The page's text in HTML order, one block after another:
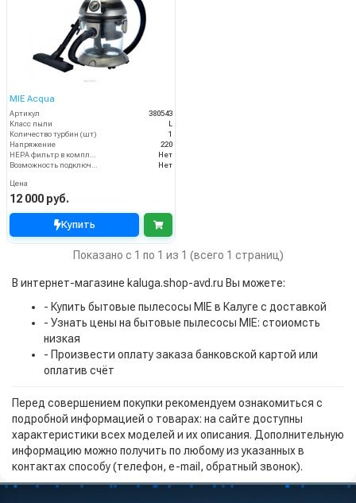
MIE Acqua
Артикул
380543
Класс пыли
Количество турбин (шт)
1
Напряжение
220
Нет
Нет
Цена
12 000 руб.
Купить
Показано с 1 по 1 из 1 (всего 1 страниц)
В интернет-магазине kaluga.shop-avd.ru Вы можете:
- Купить бытовые пылесосы MIE в Калуге с доставкой
- Узнать цены на бытовые пылесосы MIE: стоиомсть
низкая
- Произвести оплату заказа банковской картой или
оплатив счёт
Перед совершением покупки рекомендуем ознакомиться с
подробной информацией о товарах: на сайте доступны
характеристики всех моделей и их описания. Дополнительную
информацию можно получить по любому из указанных в
контактах способу (телефон, e-mail, обратный звонок).